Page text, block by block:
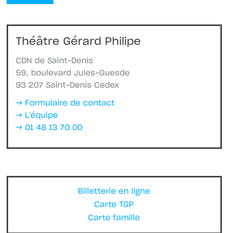
Théâtre Gérard Philipe
CDN de Saint-Denis
59, boulevard Jules-Guesde
93 207 Saint-Denis Cedex
→ Formulaire de contact
→ L’équipe
→ 01 48 13 70 00
Billetterie en ligne
Carte TGP
Carte famille